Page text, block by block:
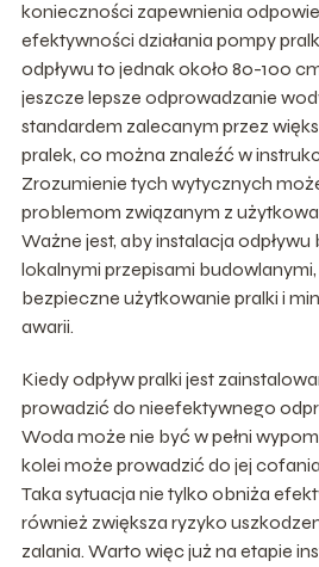
konieczności zapewnienia
efektywności działania pompy
odpływu to jednak około 80-100
jeszcze lepsze odprowadzanie
standardem zalecanym przez
pralek, co można znaleźć w
Zrozumienie tych wytycznych
problemom związanym z
Ważne jest, aby instalacja odpływu
lokalnymi przepisami
bezpieczne użytkowanie pralki i
awarii.
Kiedy odpływ pralki jest
prowadzić do nieefektywnego
Woda może nie być w pełni
kolei może prowadzić do jej
Taka sytuacja nie tylko obniża
również zwiększa ryzyko
zalania. Warto więc już na etapie